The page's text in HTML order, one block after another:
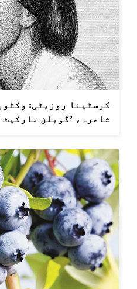
کرسٹینا روزیٹی:
شاعرہ، ’گوبلن مارکیٹ